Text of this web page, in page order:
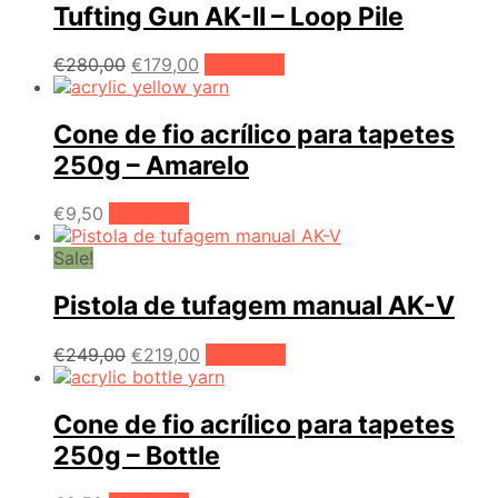
Tufting Gun AK-II – Loop Pile
€280,00 O
preço
era:
€280,00.
€179,00
preço
é:
€179,00.
Cone de fio acrílico para tapetes
250g – Amarelo
€9,50
Sale!
Pistola de tufagem manual AK-V
€249,00 O
preço
era:
€249,00.
€219,00
preço
é:
€219,00.
Cone de fio acrílico para tapetes
250g – Bottle